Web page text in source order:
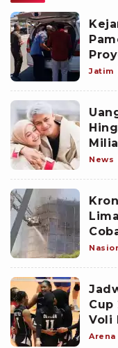
Jatim
News
Cup
Voli
Arena